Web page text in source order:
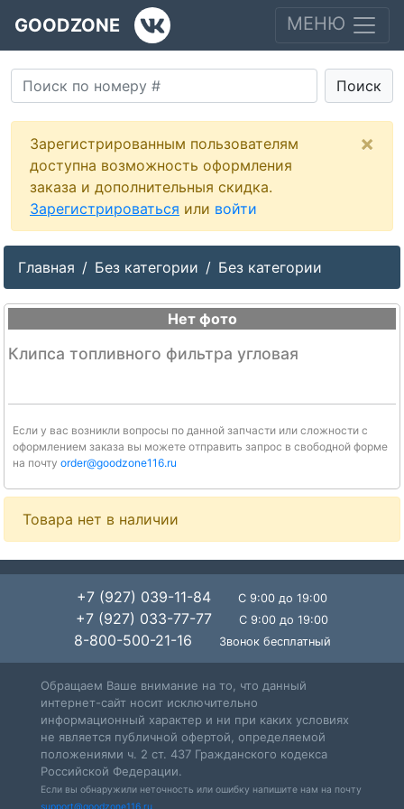
GOODZONE МЕНЮ
Поиск
Зарегистрированным пользователям
доступна возможность оформления
заказа и дополнительныя скидка.
Зарегистрироваться или войти
×
Главная Без категории Без категории
Нет фото
Клипса топливного фильтра угловая
Если у вас возникли вопросы по данной запчасти или сложности с
оформлением заказа вы можете отправить запрос в свободной форме
на почту order@goodzone116.ru
Товара нет в наличии
+7 (927) 039-11-84 С 9:00 до 19:00
+7 (927) 033-77-77 С 9:00 до 19:00
8-800-500-21-16 Звонок бесплатный
Обращаем Ваше внимание на то, что данный
интернет-сайт носит исключительно
информационный характер и ни при каких условиях
не является публичной офертой, определяемой
положениями ч. 2 ст. 437 Гражданского кодекса
Российской Федерации.
Если вы обнаружили неточность или ошибку напишите нам на почту